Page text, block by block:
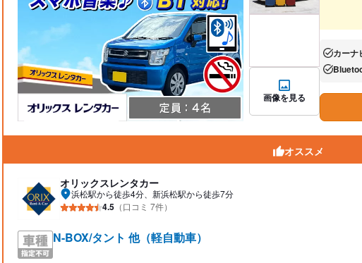
画像を見る
あり:カーナ
あり:
オススメ
オリックスレンタカー
浜松駅から徒歩4分、新浜松駅から徒歩7分
4.5 （口コミ 7件）
N-BOX/タント 他（軽自動車）